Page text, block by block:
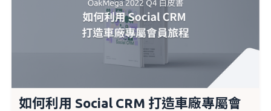
如何利用 Social CRM 打造車廠專屬會